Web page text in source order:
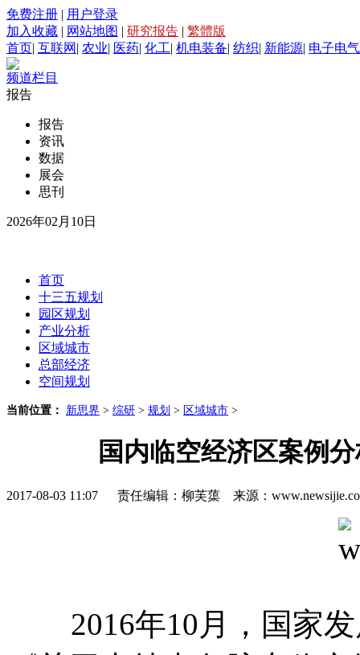
免费注册 | 用户登录
加入收藏 | 网站地图 | 研究报告 | 繁體版
首页| 互联网 | 农业| 医药| 化工| 机电装备| 纺织| 新能源| 电子电气
频道栏目
报告
报告
资讯
数据
展会
思刊
2026年02月10日
首页
十三五规划
园区规划
产业分析
区域城市
总部经济
空间规划
当前位置： 新思界 > 综研 > 规划 > 区域城市 >
国内临空经济区案例
2017-08-03 11:07 责任编辑：柳芙蕖 来源：
2016年10月，国家发